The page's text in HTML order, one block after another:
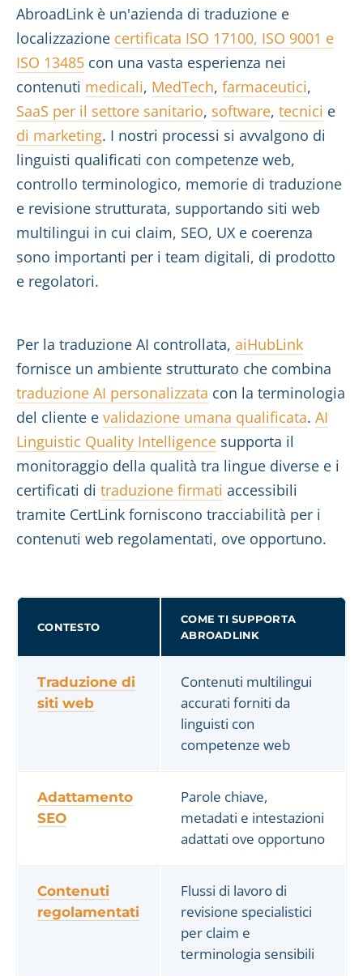
AbroadLink è un'azienda di traduzione e
localizzazione certificata ISO 17100, ISO 9001 e
ISO 13485 con una vasta esperienza nei
contenuti medicali, MedTech, farmaceutici,
SaaS per il settore sanitario, software, tecnici e
di marketing. I nostri processi si avvalgono di
linguisti qualificati con competenze web,
controllo terminologico, memorie di traduzione
e revisione strutturata, supportando siti web
multilingui in cui claim, SEO, UX e coerenza
sono importanti per i team digitali, di prodotto
e regolatori.
Per la traduzione AI controllata, aiHubLink
fornisce un ambiente strutturato che combina
traduzione AI personalizzata con la terminologia
del cliente e validazione umana qualificata. AI
Linguistic Quality Intelligence supporta il
monitoraggio della qualità tra lingue diverse e i
certificati di traduzione firmati accessibili
tramite CertLink forniscono tracciabilità per i
contenuti web regolamentati, ove opportuno.
CONTESTO
COME TI SUPPORTA
ABROADLINK
Traduzione di
siti web
Contenuti multilingui
accurati forniti da
linguisti con
competenze web
Adattamento
SEO
Parole chiave,
metadati e intestazioni
adattati ove opportuno
Contenuti
regolamentati
Flussi di lavoro di
revisione specialistici
per claim e
terminologia sensibili